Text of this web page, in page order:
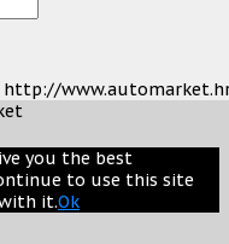
http://
you the best
to use this site
it.Ok